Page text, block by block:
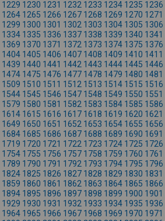
1229 1230 1231 1232 1233 1234 1235 1236
1264 1265 1266 1267 1268 1269 1270 1271
1299 1300 1301 1302 1303 1304 1305 1306
1334 1335 1336 1337 1338 1339 1340 1341
1369 1370 1371 1372 1373 1374 1375 1376
1404 1405 1406 1407 1408 1409 1410 1411
1439 1440 1441 1442 1443 1444 1445 1446
1474 1475 1476 1477 1478 1479 1480 1481
1509 1510 1511 1512 1513 1514 1515 1516
1544 1545 1546 1547 1548 1549 1550 1551
1579 1580 1581 1582 1583 1584 1585 1586
1614 1615 1616 1617 1618 1619 1620 1621
1649 1650 1651 1652 1653 1654 1655 1656
1684 1685 1686 1687 1688 1689 1690 1691
1719 1720 1721 1722 1723 1724 1725 1726
1754 1755 1756 1757 1758 1759 1760 1761
1789 1790 1791 1792 1793 1794 1795 1796
1824 1825 1826 1827 1828 1829 1830 1831
1859 1860 1861 1862 1863 1864 1865 1866
1894 1895 1896 1897 1898 1899 1900 1901
1929 1930 1931 1932 1933 1934 1935 1936
1964 1965 1966 1967 1968 1969 1970 1971